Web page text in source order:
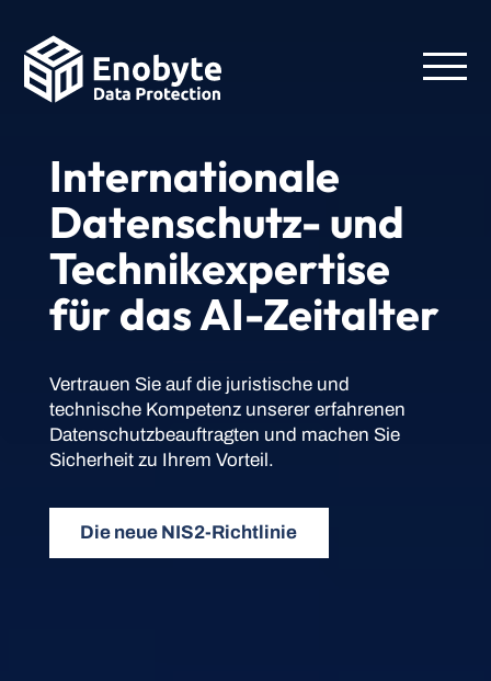
Internationale
Datenschutz- und
Technikexpertise
für das AI-Zeitalter
Vertrauen Sie auf die juristische und
technische Kompetenz unserer erfahrenen
Datenschutzbeauftragten und machen Sie
Sicherheit zu Ihrem Vorteil.
Die neue NIS2-Richtlinie